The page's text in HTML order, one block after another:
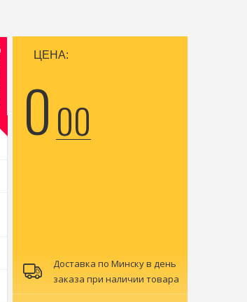
ЦЕНА:
000
Доставка по Минску в день
заказа при наличии товара